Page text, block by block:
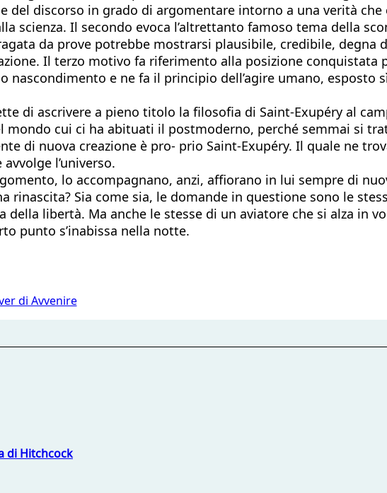
discorso in grado di argomentare intorno a una verità
scienza. Il secondo evoca l’altrettanto famoso tema della
da prove potrebbe mostrarsi plausibile, credibile, degna
Il terzo motivo fa riferimento alla posizione conquistata
nascondimento e ne fa il principio dell’agire umano,
di ascrivere a pieno titolo la filosofia di Saint-Exupéry al
mondo cui ci ha abituati il postmoderno, perché semmai si
di nuova creazione è pro- prio Saint-Exupéry. Il quale ne
l’universo.
lo accompagnano, anzi, affiorano in lui sempre di
rinascita? Sia come sia, le domande in questione sono le
libertà. Ma anche le stesse di un aviatore che si alza in
punto s’inabissa nella notte.
di Avvenire
di Hitchcock